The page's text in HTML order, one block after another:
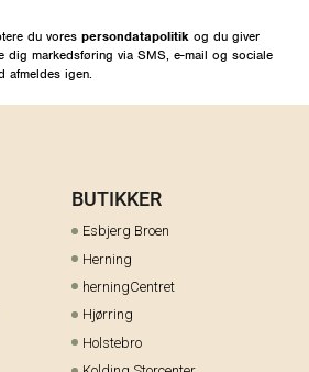
du vores persondatapolitik og du giver
dig markedsføring via SMS, e-mail og sociale
afmeldes igen.
BUTIKKER
Esbjerg Broen
Herning
herningCentret
Hjørring
Holstebro